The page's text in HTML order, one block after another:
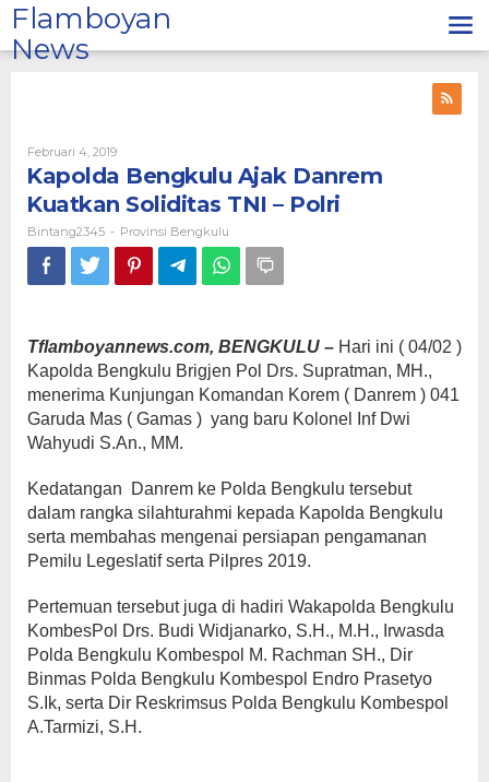
Lewati
ke
konten
Flamboyan
News
Februari 4, 2019Oleh
Bintang2345
Kapolda Bengkulu Ajak Danrem
Kuatkan Soliditas TNI – Polri
Bintang2345 - Provinsi Bengkulu
Tflamboyannews.com, BENGKULU – Hari ini ( 04/02 )
Kapolda Bengkulu Brigjen Pol Drs. Supratman, MH.,
menerima Kunjungan Komandan Korem ( Danrem ) 041
Garuda Mas ( Gamas ) yang baru Kolonel Inf Dwi
Wahyudi S.An., MM.
Kedatangan Danrem ke Polda Bengkulu tersebut
dalam rangka silahturahmi kepada Kapolda Bengkulu
serta membahas mengenai persiapan pengamanan
Pemilu Legeslatif serta Pilpres 2019.
Pertemuan tersebut juga di hadiri Wakapolda Bengkulu
KombesPol Drs. Budi Widjanarko, S.H., M.H., Irwasda
Polda Bengkulu Kombespol M. Rachman SH., Dir
Binmas Polda Bengkulu Kombespol Endro Prasetyo
S.Ik, serta Dir Reskrimsus Polda Bengkulu Kombespol
A.Tarmizi, S.H.